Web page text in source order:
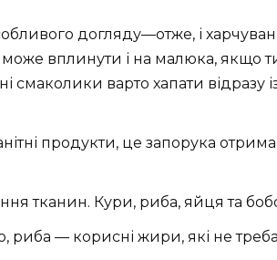
догляду—отже, і
може вплинути і на малюка, якщо
смаколики варто хапати відразу
продукти, це запорука
тканин. Кури, риба, яйця та
риба — корисні жири, які не треба